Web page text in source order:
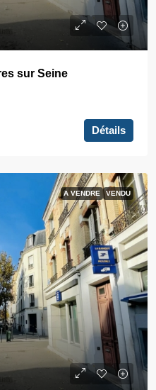
sur Seine
Détails
A VENDRE VENDU